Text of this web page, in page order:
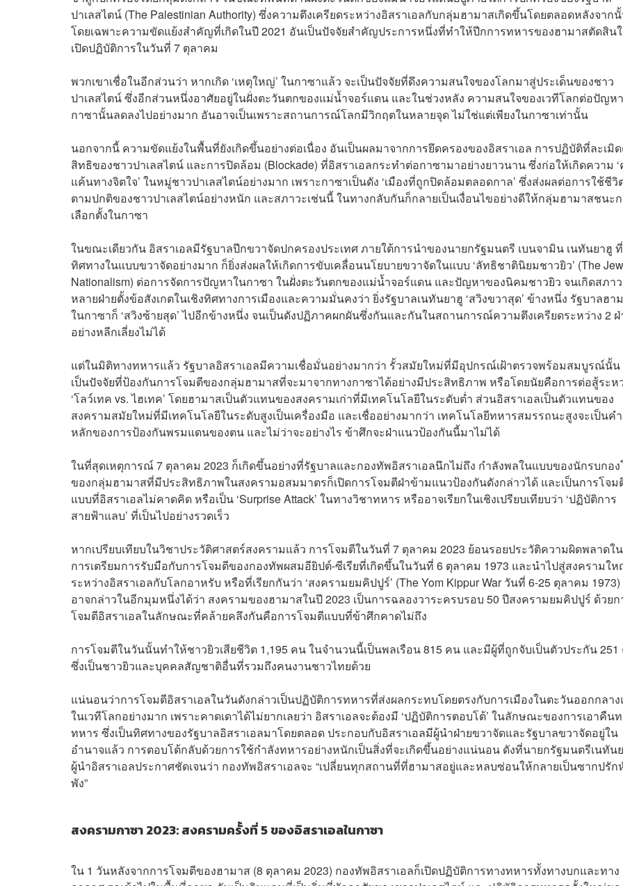
ปาเลสไตน์ (The Palestinian Authority) ซึ่งความตึงเครียดระหว่างอิสราเอลกับกลุ่มฮามาสเกิดขึ้นโดยตลอดหลังจาก
โดยเฉพาะความขัดแย้งสำคัญที่เกิดในปี 2021 อันเป็นปัจจัยสำคัญประการหนึ่งที่ทำให้ปีกการทหารของฮามาสตัดสิน
เปิดปฏิบัติการในวันที่ 7 ตุลาคม
พวกเขาเชื่อในอีกส่วนว่า หากเกิด ‘เหตุใหญ่’ ในกาซาแล้ว จะเป็นปัจจัยที่ดึงความสนใจของโลกมาสู่ประเด็นของชาว
ปาเลสไตน์ ซึ่งอีกส่วนหนึ่งอาศัยอยู่ในฝั่งตะวันตกของแม่น้ำจอร์แดน และในช่วงหลัง ความสนใจของเวทีโลกต่อปัญห
กาซานั้นลดลงไปอย่างมาก อันอาจเป็นเพราะสถานการณ์โลกมีวิกฤตในหลายจุด ไม่ใช่แต่เพียงในกาซาเท่านั้น
นอกจากนี้ ความขัดแย้งในพื้นที่ยังเกิดขึ้นอย่างต่อเนื่อง อันเป็นผลมาจากการยึดครองของอิสราเอล การปฏิบัติที่ละเมิ
สิทธิของชาวปาเลสไตน์ และการปิดล้อม (Blockade) ที่อิสราเอลกระทำต่อกาซามาอย่างยาวนาน ซึ่งก่อให้เกิดความ
แค้นทางจิตใจ’ ในหมู่ชาวปาเลสไตน์อย่างมาก เพราะกาซาเป็นดัง ‘เมืองที่ถูกปิดล้อมตลอดกาล’ ซึ่งส่งผลต่อการใช้ชีวิ
ตามปกติของชาวปาเลสไตน์อย่างหนัก และสภาวะเช่นนี้ ในทางกลับกันก็กลายเป็นเงื่อนไขอย่างดีให้กลุ่มฮามาสชนะ
เลือกตั้งในกาซา
ในขณะเดียวกัน อิสราเอลมีรัฐบาลปีกขวาจัดปกครองประเทศ ภายใต้การนำของนายกรัฐมนตรี เบนจามิน เนทันยาฮู
ทิศทางในแบบขวาจัดอย่างมาก ก็ยิ่งส่งผลให้เกิดการขับเคลื่อนนโยบายขวาจัดในแบบ ‘ลัทธิชาตินิยมชาวยิว’ (The
Nationalism) ต่อการจัดการปัญหาในกาซา ในฝั่งตะวันตกของแม่น้ำจอร์แดน และปัญหาของนิคมชาวยิว จนเกิดสภา
หลายฝ่ายตั้งข้อสังเกตในเชิงทิศทางการเมืองและความมั่นคงว่า ยิ่งรัฐบาลเนทันยาฮู ‘สวิงขวาสุด’ ข้างหนึ่ง รัฐบาลฮา
ในกาซาก็ ‘สวิงซ้ายสุด’ ไปอีกข้างหนึ่ง จนเป็นดังปฏิภาคผกผันซึ่งกันและกันในสถานการณ์ความตึงเครียดระหว่าง 2 ฝ่
อย่างหลีกเลี่ยงไม่ได้
แต่ในมิติทางทหารแล้ว รัฐบาลอิสราเอลมีความเชื่อมั่นอย่างมากว่า รั้วสมัยใหม่ที่มีอุปกรณ์เฝ้าตรวจพร้อมสมบูรณ์นั้น
เป็นปัจจัยที่ป้องกันการโจมตีของกลุ่มฮามาสที่จะมาจากทางกาซาได้อย่างมีประสิทธิภาพ หรือโดยนัยคือการต่อสู้ระห
‘โลว์เทค vs. ไฮเทค’ โดยฮามาสเป็นตัวแทนของสงครามเก่าที่มีเทคโนโลยีในระดับต่ำ ส่วนอิสราเอลเป็นตัวแทนของ
สงครามสมัยใหม่ที่มีเทคโนโลยีในระดับสูงเป็นเครื่องมือ และเชื่ออย่างมากว่า เทคโนโลยีทหารสมรรถนะสูงจะเป็นค
หลักของการป้องกันพรมแดนของตน และไม่ว่าจะอย่างไร ข้าศึกจะฝ่าแนวป้องกันนี้มาไม่ได้
ในที่สุดเหตุการณ์ 7 ตุลาคม 2023 ก็เกิดขึ้นอย่างที่รัฐบาลและกองทัพอิสราเอลนึกไม่ถึง กำลังพลในแบบของนักรบกอง
ของกลุ่มฮามาสที่มีประสิทธิภาพในสงครามอสมมาตรก็เปิดการโจมตีฝ่าข้ามแนวป้องกันดังกล่าวได้ และเป็นการโจม
แบบที่อิสราเอลไม่คาดคิด หรือเป็น ‘Surprise Attack’ ในทางวิชาทหาร หรืออาจเรียกในเชิงเปรียบเทียบว่า ‘ปฏิบัติการ
สายฟ้าแลบ’ ที่เป็นไปอย่างรวดเร็ว
หากเปรียบเทียบในวิชาประวัติศาสตร์สงครามแล้ว การโจมตีในวันที่ 7 ตุลาคม 2023 ย้อนรอยประวัติความผิดพลาดใน
การเตรียมการรับมือกับการโจมตีของกองทัพผสมอียิปต์-ซีเรียที่เกิดขึ้นในวันที่ 6 ตุลาคม 1973 และนำไปสู่สงครามใ
ระหว่างอิสราเอลกับโลกอาหรับ หรือที่เรียกกันว่า ‘สงครามยมคิปปูร์’ (The Yom Kippur War วันที่ 6-25 ตุลาคม
อาจกล่าวในอีกมุมหนึ่งได้ว่า สงครามของฮามาสในปี 2023 เป็นการฉลองวาระครบรอบ 50 ปีสงครามยมคิปปูร์ ด้วยก
โจมตีอิสราเอลในลักษณะที่คล้ายคลึงกันคือการโจมตีแบบที่ข้าศึกคาดไม่ถึง
การโจมตีในวันนั้นทำให้ชาวยิวเสียชีวิต 1,195 คน ในจำนวนนี้เป็นพลเรือน 815 คน และมีผู้ที่ถูกจับเป็นตัวประกัน
ซึ่งเป็นชาวยิวและบุคคลสัญชาติอื่นที่รวมถึงคนงานชาวไทยด้วย
แน่นอนว่าการโจมตีอิสราเอลในวันดังกล่าวเป็นปฏิบัติการทหารที่ส่งผลกระทบโดยตรงกับการเมืองในตะวันออกกลาง
ในเวทีโลกอย่างมาก เพราะคาดเดาได้ไม่ยากเลยว่า อิสราเอลจะต้องมี ‘ปฏิบัติการตอบโต้’ ในลักษณะของการเอาคืน
ทหาร ซึ่งเป็นทิศทางของรัฐบาลอิสราเอลมาโดยตลอด ประกอบกับอิสราเอลมีผู้นำฝ่ายขวาจัดและรัฐบาลขวาจัดอยู่ใน
อำนาจแล้ว การตอบโต้กลับด้วยการใช้กำลังทหารอย่างหนักเป็นสิ่งที่จะเกิดขึ้นอย่างแน่นอน ดังที่นายกรัฐมนตรีเนทัน
ผู้นำอิสราเอลประกาศชัดเจนว่า กองทัพอิสราเอลจะ “เปลี่ยนทุกสถานที่ที่ฮามาสอยู่และหลบซ่อนให้กลายเป็นซากปรัก
พัง”
สงครามกาซา 2023: สงครามครั้งที่ 5 ของอิสราเอลในกาซา
ใน 1 วันหลังจากการโจมตีของฮามาส (8 ตุลาคม 2023) กองทัพอิสราเอลก็เปิดปฏิบัติการทางทหารทั้งทางบกและทาง